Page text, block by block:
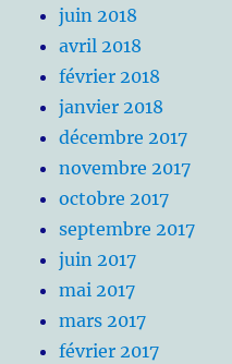
juin 2018
avril 2018
février 2018
janvier 2018
décembre 2017
novembre 2017
octobre 2017
septembre 2017
juin 2017
mai 2017
mars 2017
février 2017